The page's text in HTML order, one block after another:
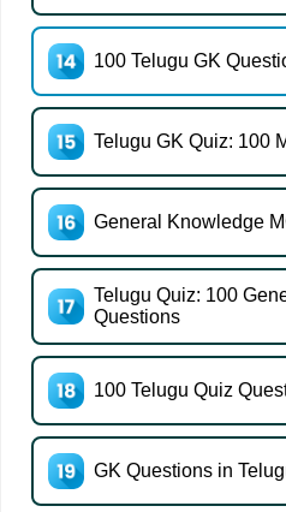
100 Telugu GK
Telugu GK Quiz: 100
General Knowledge
Telugu Quiz: 100
Questions
100 Telugu Quiz
GK Questions in